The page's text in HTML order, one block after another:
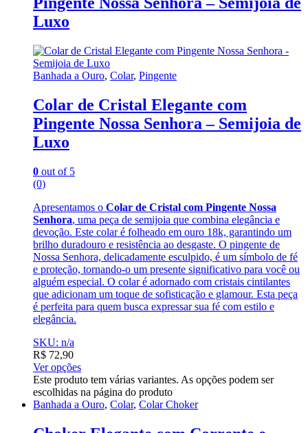
Luxo
Banhada a Ouro, Colar, Pingente
Colar de Cristal Elegante com
Pingente Nossa Senhora – Semijoia de
Luxo
0 out of 5
(0)
Apresentamos o Colar de Cristal com Pingente Nossa
Senhora, uma peça de semijoia que combina elegância e
devoção. Este colar é folheado em ouro 18k, garantindo um
brilho duradouro e resistência ao desgaste. O pingente de
Nossa Senhora, delicadamente esculpido, é um símbolo de fé
e proteção, tornando-o um presente significativo para você ou
alguém especial. O colar é adornado com cristais cintilantes
que adicionam um toque de sofisticação e glamour. Esta peça
é perfeita para quem busca expressar sua fé com estilo e
elegância.
SKU: n/a
R$ 72,90
Ver opções
Este produto tem várias variantes. As opções podem ser
escolhidas na página do produto
Banhada a Ouro, Colar, Colar Choker